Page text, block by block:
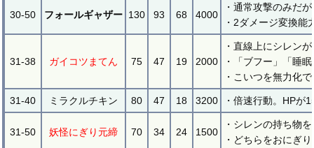
30-50 フォールギャザー 130 93 68 4000
・通常攻撃のみだ
・2ダメージ変換
31-38 ガイコツまてん 75 47 19 2000
・直線上にシレン
・「ブフー」「睡
・こいつを無力化
31-40 ミラクルチキン 80 47 18 3200 ・倍速行動。HPが
31-50 妖怪にぎり元締 70 34 24 1500
・シレンの持ち物
・どちらをおにぎ